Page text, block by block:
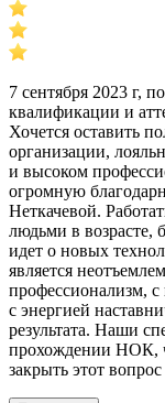
7 сентября 2023 г,
квалификации и
Хочется оставить
организации,
и высоком
огромную
Неткачевой.
людьми в возрасте,
идет о новых
является
профессионализм,
с энергией
результата. Наши
прохождении НОК,
закрыть этот